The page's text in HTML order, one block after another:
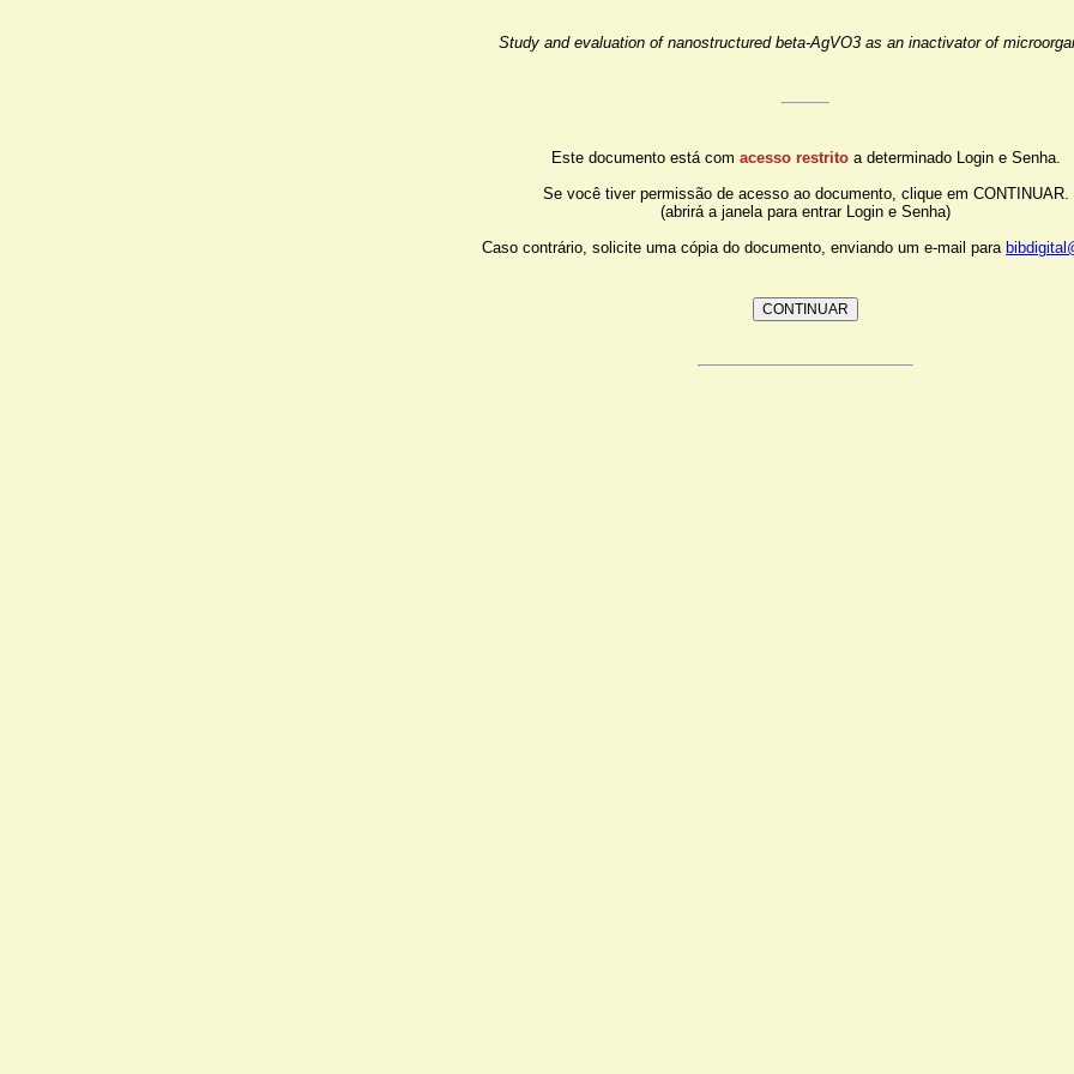
Study and evaluation of nanostructured beta-AgVO3 as an inactivator of
Este documento está com acesso restritoa determinado Login e Senha.
Se você tiver permissão de acesso ao documento, clique em CONTINUAR.
(abrirá a janela para entrar Login e Senha)
Caso contrário, solicite uma cópia do documento, enviando um e-mail para
CONTINUAR